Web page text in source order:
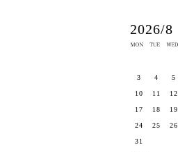
2026/8
3 4 5
10 11 12
17 18 19
24 25 26
31